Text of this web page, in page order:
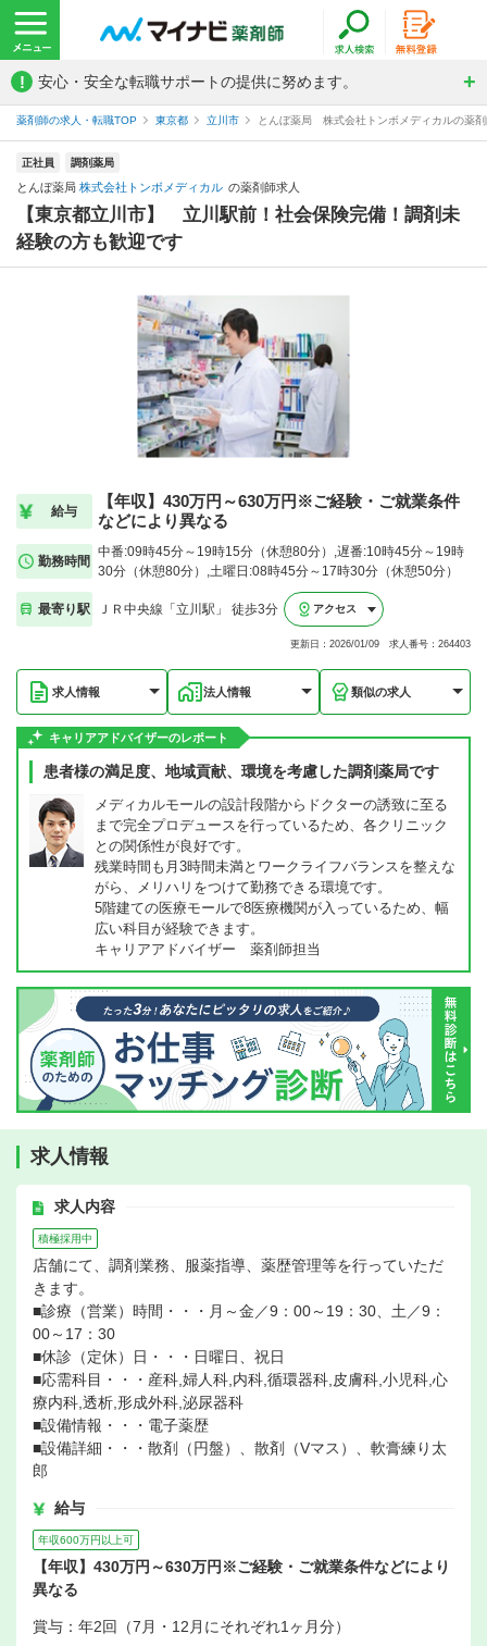
! 安心・安全な転職サポートの提供に努めます。
薬剤師の求人・転職TOP 東京都 立川市 とんぼ薬局 株式会社トンボメディカルの薬
正社員 調剤薬局
とんぼ薬局 株式会社トンボメディカル の薬剤師求人
【東京都立川市】 立川駅前！社会保険完備！調剤未
経験の方も歓迎です
給与
【年収】430万円～630万円※ご経験・ご就業条件
などにより異なる
勤務時間
中番:09時45分～19時15分（休憩80分）,遅番:10時45分～19時
30分（休憩80分）,土曜日:08時45分～17時30分（休憩50分）
最寄り駅 ＪＲ中央線「立川駅」 徒歩3分 アクセス
更新日：2026/01/09 求人番号：264403
求人情報 法人情報 類似の求人
キャリアアドバイザーのレポート
患者様の満足度、地域貢献、環境を考慮した調剤薬局です
メディカルモールの設計段階からドクターの誘致に至る
まで完全プロデュースを行っているため、各クリニック
との関係性が良好です。
残業時間も月3時間未満とワークライフバランスを整えな
がら、メリハリをつけて勤務できる環境です。
5階建ての医療モールで8医療機関が入っているため、幅
広い科目が経験できます。
キャリアアドバイザー 薬剤師担当
求人情報
求人内容
積極採用中
店舗にて、調剤業務、服薬指導、薬歴管理等を行っていただ
きます。
■診療（営業）時間・・・月～金／9：00～19：30、土／9：
00～17：30
■休診（定休）日・・・日曜日、祝日
■応需科目・・・産科,婦人科,内科,循環器科,皮膚科,小児科,心
療内科,透析,形成外科,泌尿器科
■設備情報・・・電子薬歴
■設備詳細・・・散剤（円盤）、散剤（Vマス）、軟膏練り太
郎
給与
年収600万円以上可
【年収】430万円～630万円※ご経験・ご就業条件などにより
異なる
賞与：年2回（7月・12月にそれぞれ1ヶ月分）